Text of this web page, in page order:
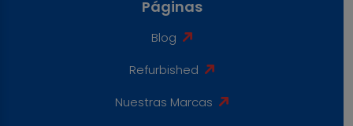
Páginas
Blog
Refurbished
Nuestras Marcas